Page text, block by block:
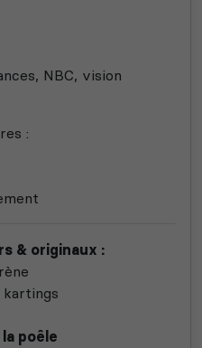
NBC, vision
:
& originaux :
poêle